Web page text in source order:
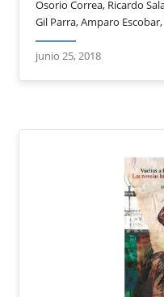
Osorio Correa, Ricardo Salas Moreno, Martha Jiménez, Diego
junio 25, 2018